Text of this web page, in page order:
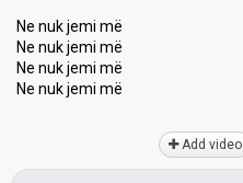
Ne nuk jemi më
Ne nuk jemi më
Ne nuk jemi më
Ne nuk jemi më
Add video